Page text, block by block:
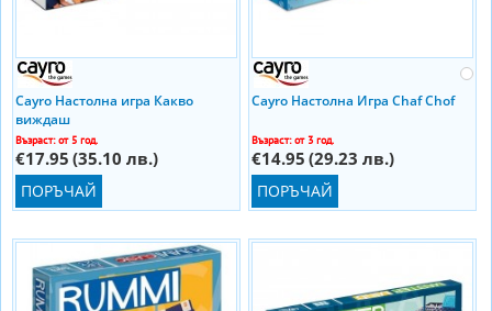
Cayro Настолна игра Какво
виждаш
Възраст: от 5 год.
€17.95 (35.10 лв.)
ПОРЪЧАЙ
Cayro Настолна Игра Chaf Chof
Възраст: от 3 год.
€14.95 (29.23 лв.)
ПОРЪЧАЙ